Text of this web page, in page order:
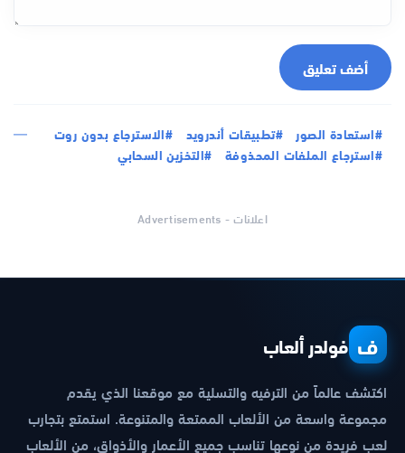
أضف تعليق
#استعادة الصور #تطبيقات أندرويد
#الاسترجاع بدون روت
#استرجاع الملفات المحذوفة
#التخزين السحابي
اعلانات - Advertisements
ف فولدر ألعاب
اكتشف عالماً من الترفيه والتسلية مع موقعنا الذي يقدم
مجموعة واسعة من الألعاب الممتعة والمتنوعة. استمتع بتجارب
لعب فريدة من نوعها تناسب جميع الأعمار والأذواق، من الألعاب